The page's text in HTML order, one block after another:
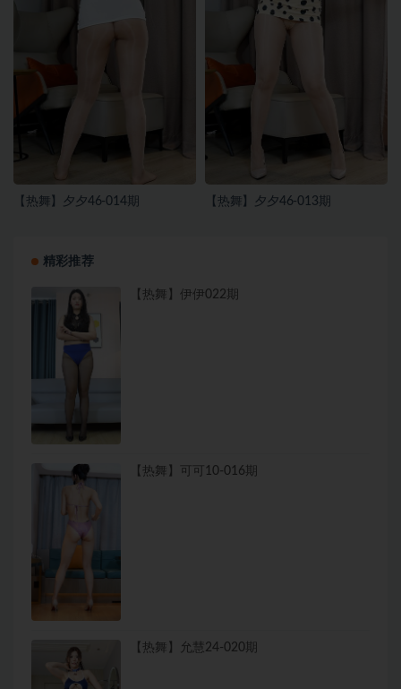
【热舞】夕夕46-014期 【热舞】夕夕46-013期
精彩推荐
【热舞】伊伊022期
【热舞】可可10-016期
【热舞】允慧24-020期